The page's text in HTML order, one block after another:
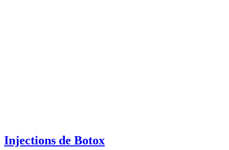
Injections de Botox